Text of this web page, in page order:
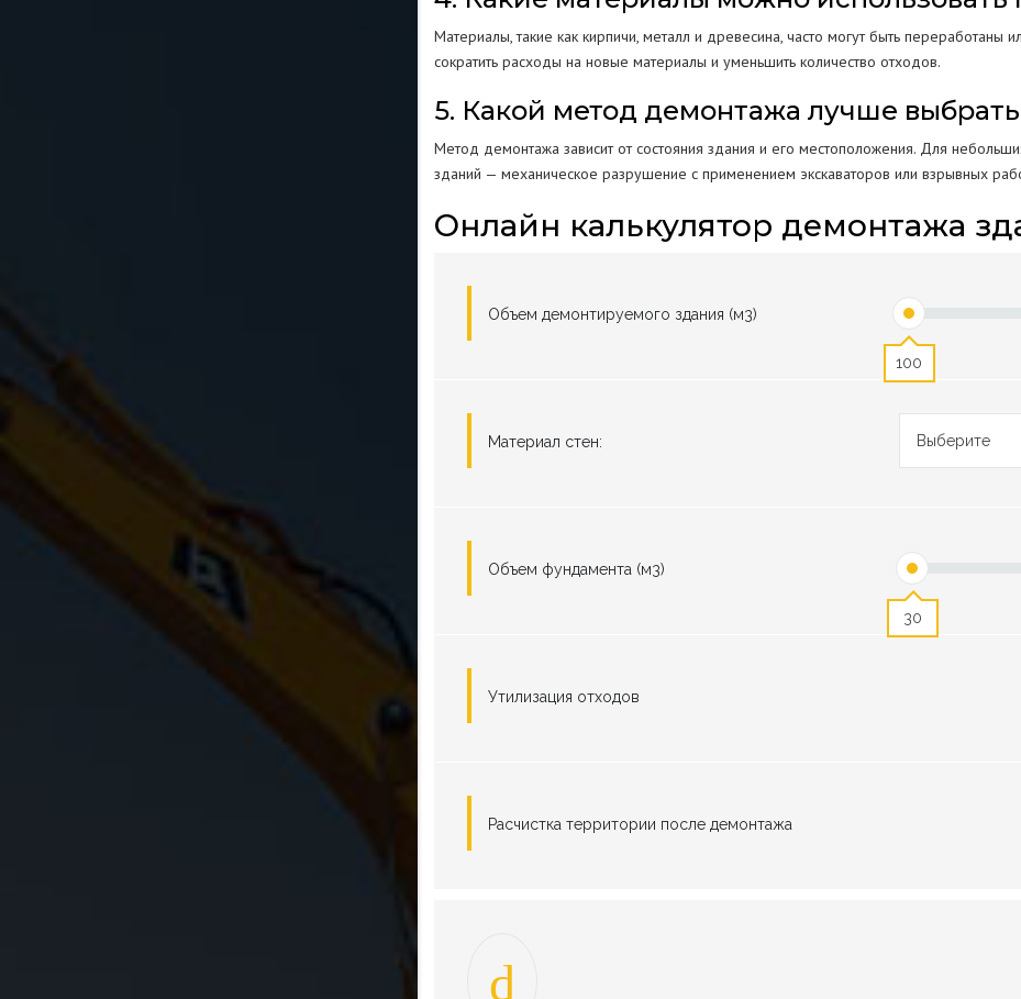
Материалы, такие как кирпичи, металл и древесина, часто могут быть переработаны
сократить расходы на новые материалы и уменьшить количество отходов.
5. Какой метод демонтажа лучше
Метод демонтажа зависит от состояния здания и его местоположения. Для
зданий — механическое разрушение с применением экскаваторов или взрывных
Онлайн калькулятор демонтажа
Объем демонтируемого здания (м3)
100
Материал стен: Выберите
Объем фундамента (м3)
30
Утилизация отходов
Расчистка территории после демонтажа